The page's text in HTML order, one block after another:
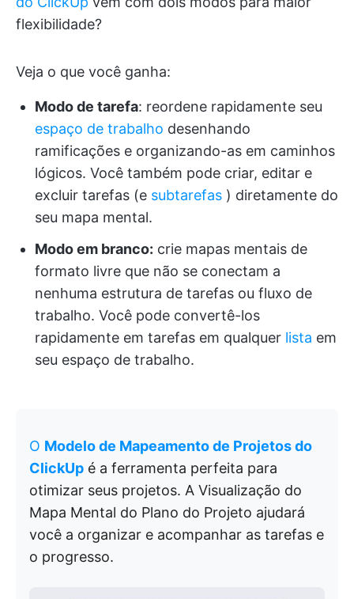
flexibilidade?
Veja o que você ganha:
Modo de tarefa: reordene rapidamente seu
espaço de trabalho desenhando
ramificações e organizando-as em caminhos
lógicos. Você também pode criar, editar e
excluir tarefas (e subtarefas ) diretamente do
seu mapa mental.
Modo em branco: crie mapas mentais de
formato livre que não se conectam a
nenhuma estrutura de tarefas ou fluxo de
trabalho. Você pode convertê-los
rapidamente em tarefas em qualquer lista em
seu espaço de trabalho.
O Modelo de Mapeamento de Projetos do
ClickUp é a ferramenta perfeita para
otimizar seus projetos. A Visualização do
Mapa Mental do Plano do Projeto ajudará
você a organizar e acompanhar as tarefas e
o progresso.